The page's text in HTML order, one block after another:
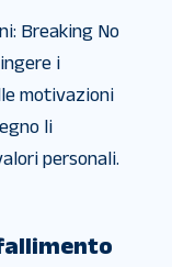
Breaking No
i
motivazioni
li
personali.